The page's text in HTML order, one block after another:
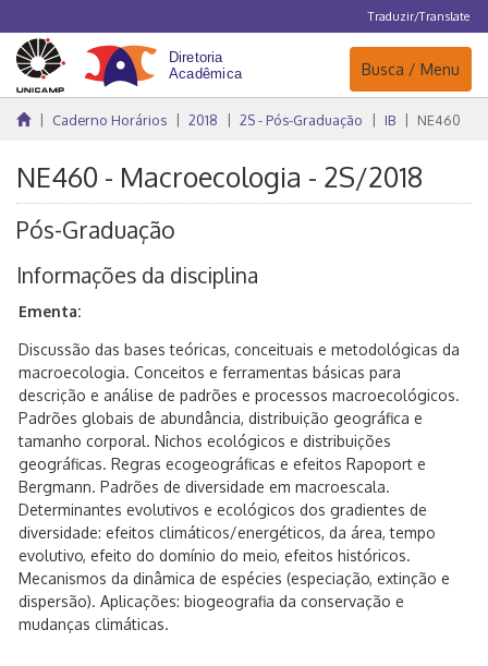
Traduzir/Translate
Navegação
Busca / Menu
Caderno Horários 2018 2S - Pós-Graduação IB NE460
NE460 - Macroecologia - 2S/2018
Pós-Graduação
Informações da disciplina
Ementa:
Discussão das bases teóricas, conceituais e metodológicas da
macroecologia. Conceitos e ferramentas básicas para
descrição e análise de padrões e processos macroecológicos.
Padrões globais de abundância, distribuição geográfica e
tamanho corporal. Nichos ecológicos e distribuições
geográficas. Regras ecogeográficas e efeitos Rapoport e
Bergmann. Padrões de diversidade em macroescala.
Determinantes evolutivos e ecológicos dos gradientes de
diversidade: efeitos climáticos/energéticos, da área, tempo
evolutivo, efeito do domínio do meio, efeitos históricos.
Mecanismos da dinâmica de espécies (especiação, extinção e
dispersão). Aplicações: biogeografia da conservação e
mudanças climáticas.